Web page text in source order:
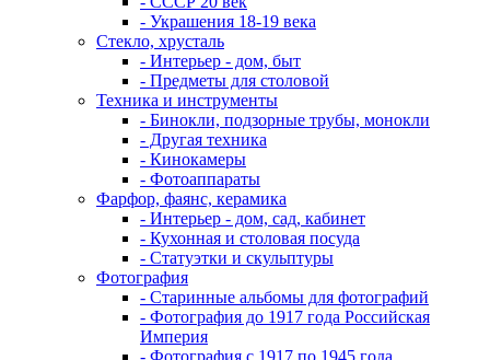
- Украшения 18-19 века
Стекло, хрусталь
- Интерьер - дом, быт
- Предметы для столовой
Техника и инструменты
- Бинокли, подзорные трубы, монокли
- Другая техника
- Кинокамеры
- Фотоаппараты
Фарфор, фаянс, керамика
- Интерьер - дом, сад, кабинет
- Кухонная и столовая посуда
- Статуэтки и скульптуры
Фотография
- Старинные альбомы для фотографий
- Фотография до 1917 года Российская
Империя
- Фотография с 1917 по 1945 года